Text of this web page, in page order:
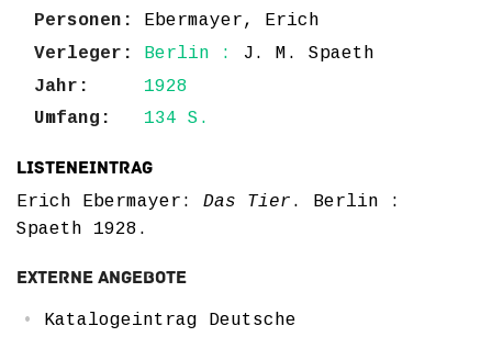
Personen:
Ebermayer, Erich
Verleger:
Berlin :
J. M. Spaeth
Jahr:
1928
Umfang:
134 S.
Listeneintrag
Erich Ebermayer: Das Tier . Berlin :
Spaeth 1928.
Externe Angebote
Katalogeintrag Deutsche